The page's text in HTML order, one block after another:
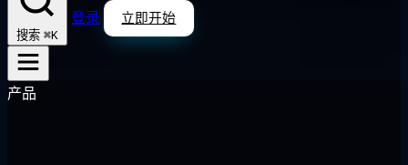
搜索 ⌘K
登录 立即开始
产品